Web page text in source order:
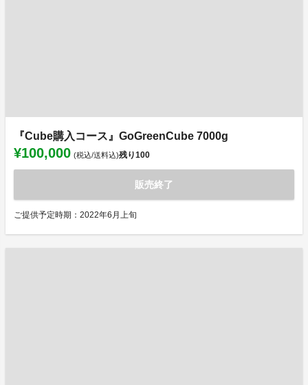
『Cube購入コース』GoGreenCube 7000g
¥100,000 (税込/送料込)残り100
販売終了
ご提供予定時期：2022年6月上旬